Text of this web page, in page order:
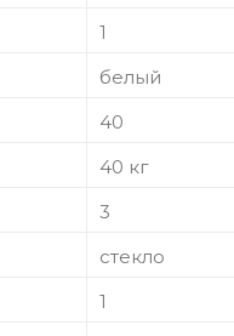
1
белый
40
40 кг
3
стекло
1